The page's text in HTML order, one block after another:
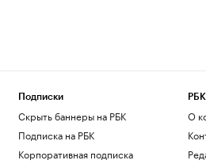
Подписки
Скрыть баннеры на РБК
Подписка на РБК
Корпоративная подписка
РБК
О